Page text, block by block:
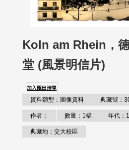
Koln am Rhein，
堂 (風景明信片)
加入匯出清單
資料類型：圖像資料 典藏號：
作者： 數量：1幅 年代：
典藏地：交大校區